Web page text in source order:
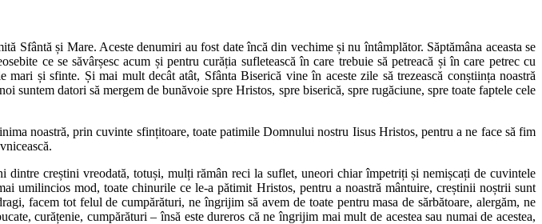
Sfântă și Mare. Aceste denumiri au fost date încă din vechime și nu întâmplător. Săptămâna aceasta se
ce se săvârșesc acum și pentru curăția sufletească în care trebuie să petreacă și în care petrec cu
și sfinte. Și mai mult decât atât, Sfânta Biserică vine în aceste zile să trezească conștiința noastră
datori să mergem de bunăvoie spre Hristos, spre biserică, spre rugăciune, spre toate faptele cele
noastră, prin cuvinte sfințitoare, toate patimile Domnului nostru Iisus Hristos, pentru a ne face să fim
dintre creștini vreodată, totuși, mulți rămân reci la suflet, uneori chiar împetriți și nemișcați de cuvintele
umilincios mod, toate chinurile ce le-a pătimit Hristos, pentru a noastră mântuire, creștinii noștrii sunt
facem tot felul de cumpărături, ne îngrijim să avem de toate pentru masa de sărbătoare, alergăm, ne
curățenie, cumpărături – însă este dureros că ne îngrijim mai mult de acestea sau numai de acestea,